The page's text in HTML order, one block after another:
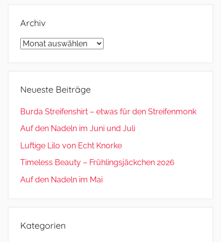
Archiv
Archiv
Neueste Beiträge
Burda Streifenshirt – etwas für den Streifenmonk
Auf den Nadeln im Juni und Juli
Luftige Lilo von Echt Knorke
Timeless Beauty – Frühlingsjäckchen 2026
Auf den Nadeln im Mai
Kategorien